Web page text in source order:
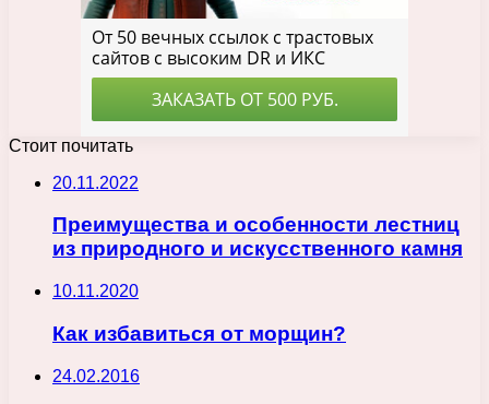
Стоит почитать
20.11.2022
Преимущества и особенности лестниц
из природного и искусственного камня
10.11.2020
Как избавиться от морщин?
24.02.2016